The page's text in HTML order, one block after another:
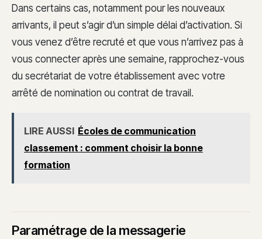
Dans certains cas, notamment pour les nouveaux
arrivants, il peut s’agir d’un simple délai d’activation. Si
vous venez d’être recruté et que vous n’arrivez pas à
vous connecter après une semaine, rapprochez-vous
du secrétariat de votre établissement avec votre
arrêté de nomination ou contrat de travail.
LIRE AUSSI Écoles de communication
classement : comment choisir la bonne
formation
Paramétrage de la messagerie